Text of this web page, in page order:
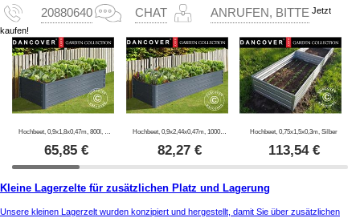
20880640 CHAT ANRUFEN, BITTE Jetzt
kaufen!
65,85€ 82,27 €
Hochbeet, 0,75x1,5x0,3m, Silber
113,54€
Kleine Lagerzelte für zusätzlichen Platz und Lagerung
Unsere kleinen Lagerzelt wurden konzipiert und hergestellt, damit Sie über zusätzlichen